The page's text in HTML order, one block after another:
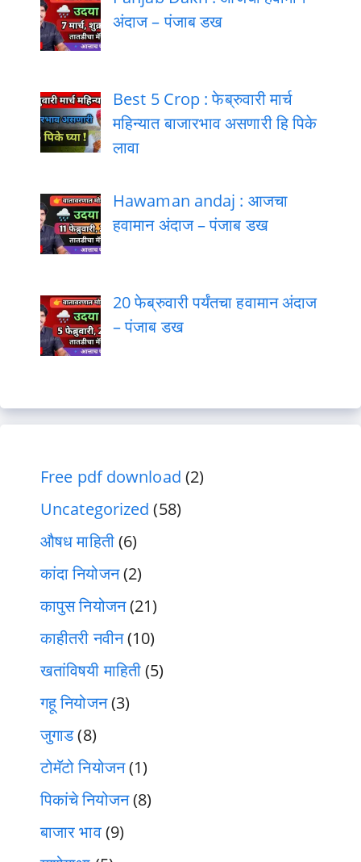
अंदाज – पंजाब डख
Best 5 Crop : फेब्रुवारी मार्च
महिन्यात बाजारभाव असणारी हि पिके
लावा
Hawaman andaj : आजचा
हवामान अंदाज – पंजाब डख
20 फेब्रुवारी पर्यंतचा हवामान अंदाज
– पंजाब डख
Free pdf download (2)
Uncategorized (58)
औषध माहिती(6)
कांदा नियोजन(2)
कापुस नियोजन(21)
काहीतरी नवीन(10)
खतांविषयी माहिती(5)
गहू नियोजन(3)
जुगाड(8)
टोमॅटो नियोजन(1)
पिकांचे नियोजन(8)
बाजार भाव(9)